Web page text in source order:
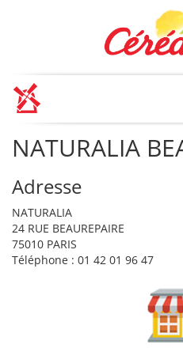
NATURALIA
Adresse
NATURALIA
24 RUE BEAUREPAIRE
75010 PARIS
Téléphone : 01 42 01 96 47